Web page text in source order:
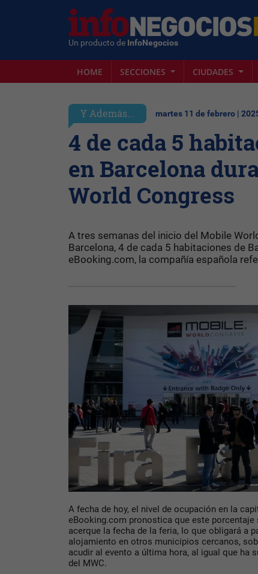
Un producto de InfoNegocios
HOME SECCIONES CIUDADES
Y Además... martes 11 de febrero |
4 de cada 5
en Barcelona
World Congress
A tres semanas del inicio del Mobile
Barcelona, 4 de cada 5 habitaciones de
eBooking.com, la compañía española
A fecha de hoy, el nivel de ocupación en la
eBooking.com pronostica que este porcentaje
acerque la fecha de la feria, lo que obligará a
alojamiento en otros municipios cercanos,
acudir al evento a última hora, al igual que ha
del MWC.